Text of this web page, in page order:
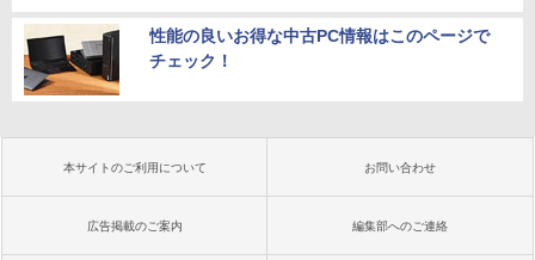
性能の良いお得な中古PC情報はこのページで
チェック！
本サイトのご利用について お問い合わせ
広告掲載のご案内 編集部へのご連絡